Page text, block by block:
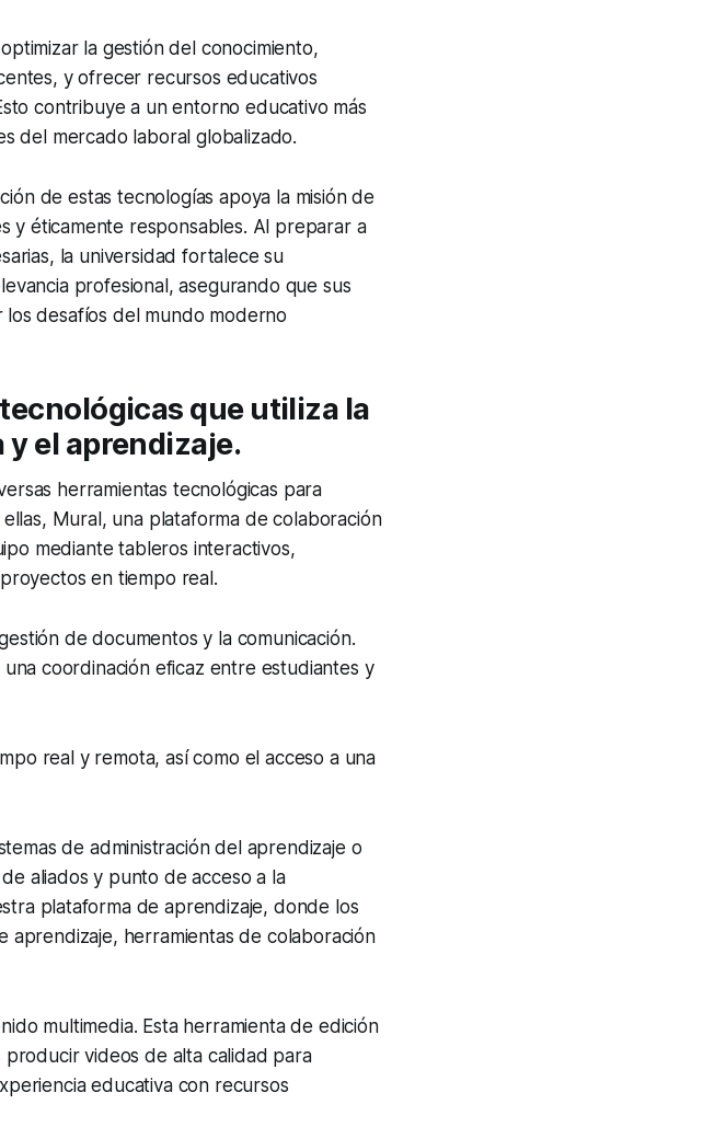
optimizar la gestión del conocimiento,
y ofrecer recursos educativos
contribuye a un entorno educativo más
del mercado laboral globalizado.
de estas tecnologías apoya la misión de
y éticamente responsables. Al preparar a
la universidad fortalece su
profesional, asegurando que sus
desafíos del mundo moderno
que utiliza la
y el aprendizaje.
herramientas tecnológicas para
Mural, una plataforma de colaboración
mediante tableros interactivos,
en tiempo real.
de documentos y la comunicación.
coordinación eficaz entre estudiantes y
real y remota, así como el acceso a una
de administración del aprendizaje o
aliados y punto de acceso a la
plataforma de aprendizaje, donde los
aprendizaje, herramientas de colaboración
multimedia. Esta herramienta de edición
videos de alta calidad para
educativa con recursos